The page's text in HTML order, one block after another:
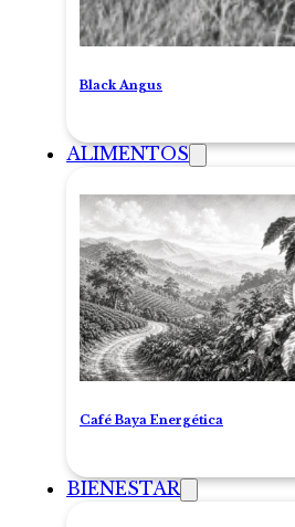
Black Angus
ALIMENTOS
Café Baya Energética
BIENESTAR